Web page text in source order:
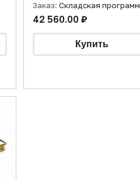
Заказ: Складская
42 560.00 ₽